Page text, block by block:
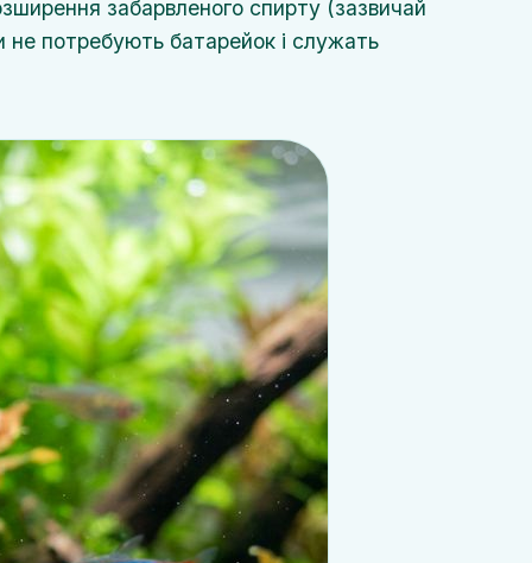
забарвленого спирту (зазвичай
не потребують батарейок і служать